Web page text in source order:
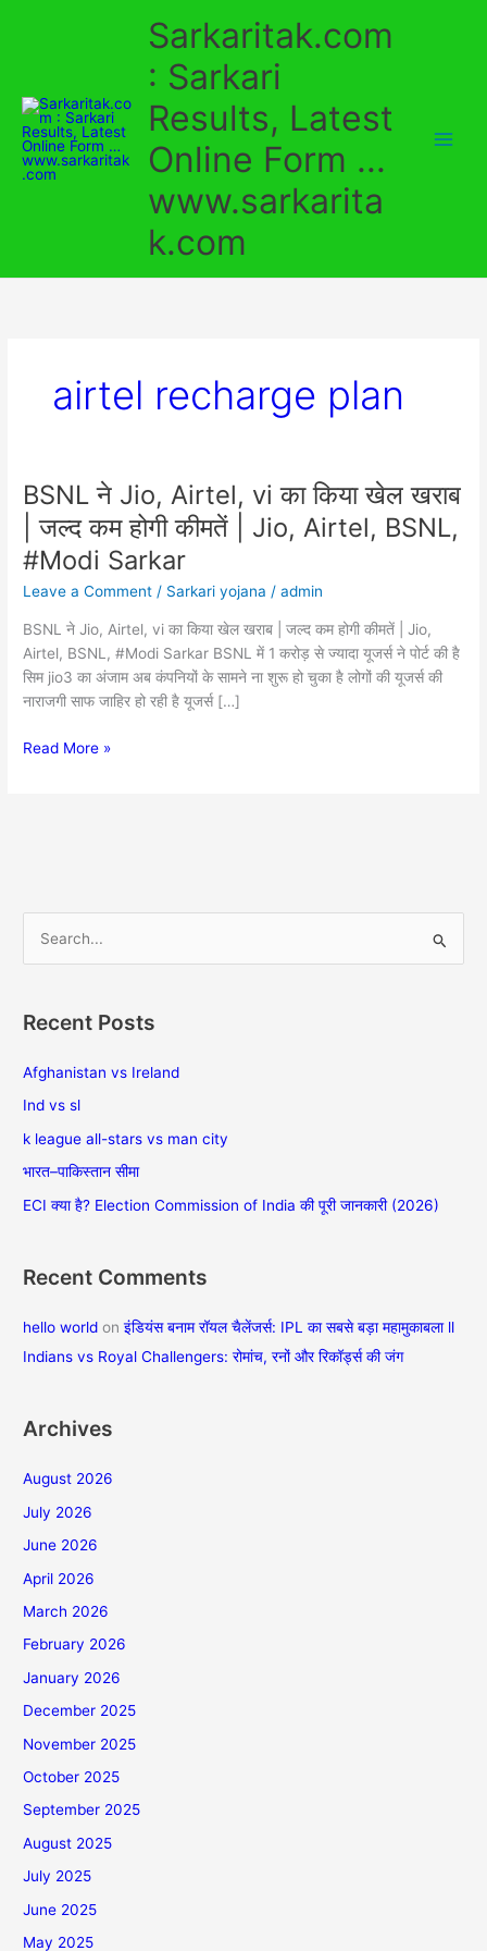
Sarkaritak.com
: Sarkari
Results, Latest
Online Form ...
www.sarkarita
k.com
airtel recharge plan
BSNL ने Jio, Airtel, vi का किया खेल खराब
| जल्द कम होगी कीमतें | Jio, Airtel, BSNL,
#Modi Sarkar
Leave a Comment / Sarkari yojana /admin
BSNL ने Jio, Airtel, vi का किया खेल खराब | जल्द कम होगी कीमतें | Jio,
Airtel, BSNL, #Modi Sarkar BSNL में 1 करोड़ से ज्यादा यूजर्स ने पोर्ट की है
सिम jio3 का अंजाम अब कंपनियों के सामने ना शुरू हो चुका है लोगों की यूजर्स की
नाराजगी साफ जाहिर हो रही है यूजर्स […]
BSNL
ने
Jio,
Airtel,
vi
किया
खेल
खराब
|
कम
Sarkar
Read More »
r
o
r
:
Recent Posts
Afghanistan vs Ireland
Ind vs sl
k league all-stars vs man city
भारत–पाकिस्तान सीमा
ECI क्या है? Election Commission of India की पूरी जानकारी (2026)
Recent Comments
hello world onइंडियंस बनाम रॉयल चैलेंजर्स: IPL का सबसे बड़ा महामुकाबला ll
Indians vs Royal Challengers: रोमांच, रनों और रिकॉर्ड्स की जंग
Archives
August 2026
July 2026
June 2026
April 2026
March 2026
February 2026
January 2026
December 2025
November 2025
October 2025
September 2025
August 2025
July 2025
June 2025
May 2025